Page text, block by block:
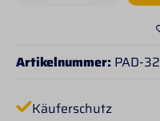
Artikelnummer: PAD-32
Käuferschutz